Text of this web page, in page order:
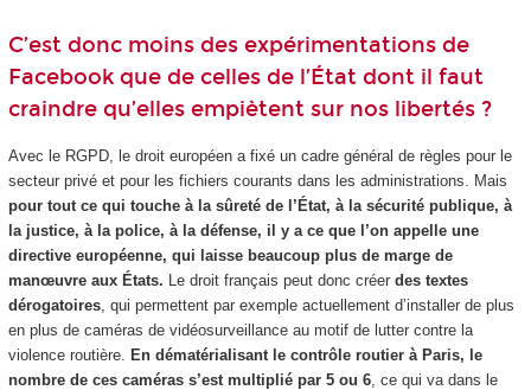
C’est donc moins des expérimentations de
Facebook que de celles de l’État dont il faut
craindre qu’elles empiètent sur nos libertés ?
Avec le RGPD, le droit européen a fixé un cadre général de règles pour le
secteur privé et pour les fichiers courants dans les administrations. Mais
pour tout ce qui touche à la sûreté de l’État, à la sécurité publique, à
la justice, à la police, à la défense, il y a ce que l’on appelle une
directive européenne, qui laisse beaucoup plus de marge de
manœuvre aux États. Le droit français peut donc créer des textes
dérogatoires, qui permettent par exemple actuellement d’installer de plus
en plus de caméras de vidéosurveillance au motif de lutter contre la
violence routière.
En dématérialisant le contrôle routier à Paris, le
nombre de ces caméras s’est multiplié par 5 ou 6, ce qui va dans le